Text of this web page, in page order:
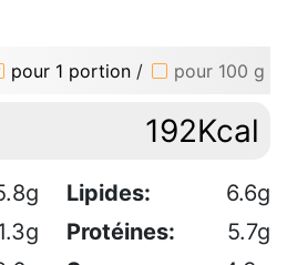
pour 1 portion / pour 100 g
192Kcal
Lipides:
6.6g
Protéines:
5.7g